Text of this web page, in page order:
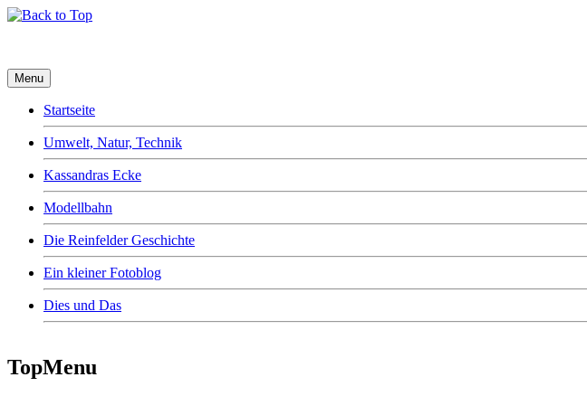
Menu
Startseite
Umwelt, Natur, Technik
Kassandras Ecke
Modellbahn
Die Reinfelder Geschichte
Ein kleiner Fotoblog
Dies und Das
TopMenu